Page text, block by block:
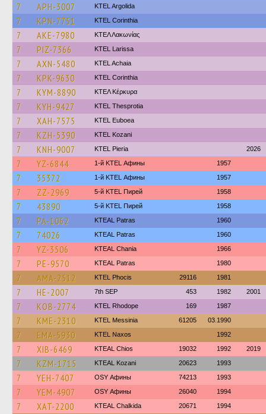
7 APH-3007 KTEL Argolida
7 KPN-7751 KTEL Corinthia
7 AKE-7980 ΚΤΕΛ Λακωνίας
7 PIZ-7366 KTEL Larissa
7 AXN-5480 KTEL Achaia
7 KPK-9630 KTEL Corinthia
7 KYM-8890 ΚΤΕΛ Κέρκυρα
7 KYH-9427 KTEL Thesprotia
7 XAH-7575 ΚΤΕL Euboea
7 KZH-5390 ΚΤΕL Kozani
7 KNH-9007 KTEL Pieria 2026
7 YZ-6844 1-й KTEL Афины 1957
7 35372 1-й KTEL Афины 1957
7 ZZ-2969 5-й KTEL Пирей 1958
7 43890 5-й KTEL Пирей 1958
7 PA-1062 KTEAL Patras 1960
7 74026 KTEAL Patras 1960
7 YZ-3506 KTEAL Chania 1966
7 PE-9570 KTEAL Patras 1980
7 AMA-2512 ΚΤΕL Phocis 29116 1981
7 HE-2007 7th SEP 453 1982 2001
7 KOB-2774 KTEL Rhodope 169 1987
7 KME-2310 KTEL Messinia 61205 03.1990
7 EMA-5930 KTEL Naxos 1992
7 XIB-6469 KTEAL Chios 19032 1992 2019
7 KZM-1715 KTEAL Kozani 20623 1993
7 YEH-7407 OSY Афины 74213 1993
7 YEM-4907 OSY Афины 26040 1994
7 XAT-2200 KTEAL Chalkida 20671 1994